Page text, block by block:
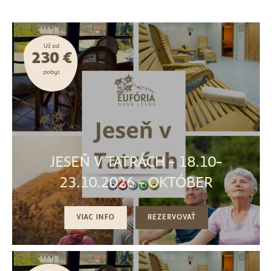
Už od
230 €
pobyt
JESEŇ V TATRÁCH - 18.10-
23.10.2026 - OKTÓBER
VIAC INFO REZERVOVAŤ